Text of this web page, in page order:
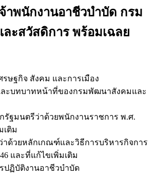
าพนักงานอาชีวบำบัด กรม
ะสวัสดิการพร้อมเฉลย
ษฐกิจ สังคม และการเมือง
ละบทบาทหน้าที่ของกรมพัฒนาสังคมและ
รัฐมนตรีว่าด้วยพนักงานราชการ พ.ศ.
เติม
าด้วยหลักเกณฑ์และวิธีการบริหารกิจการ
และที่แก้ไขเพิ่มเติม
ปฏิบัติงานอาชีวบำบัด